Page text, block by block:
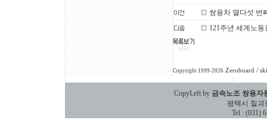
쌍용차 열다섯 번
121주년 세계노
Copyright 1999-2026 Zeroboard /
CopyLeft by 금속노조 쌍용자
평택시 칠괴동
Tel : (031)